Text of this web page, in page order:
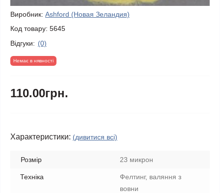
Виробник: Ashford (Новая Зеландия)
Код товару: 5645
Відгуки: (0)
Немає в нявності
110.00грн.
Характеристики: (дивитися всі)
Розмір 23 микрон
Техніка
Фелтинг, валяння з
вовни